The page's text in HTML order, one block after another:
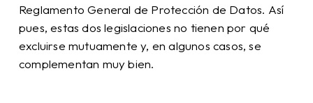
Reglamento General de Protección de Datos. Así
pues, estas dos legislaciones no tienen por qué
excluirse mutuamente y, en algunos casos, se
complementan muy bien.